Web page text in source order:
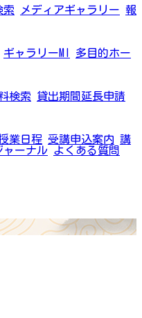
索 メディアギャラリー 報
ギャラリーMI
多目的ホー
検索
貸出期間延長申請
業日程 受講申込案内 講
ャーナル よくある質問